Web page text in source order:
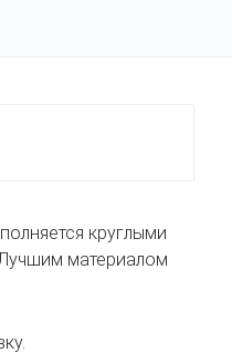
круглыми
материалом